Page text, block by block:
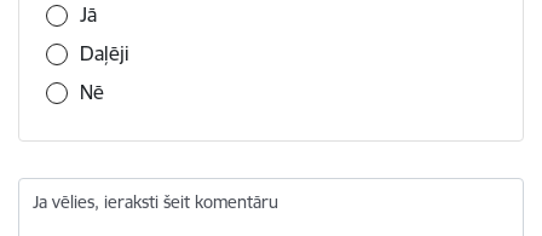
Jā
Daļēji
Nē
Ja vēlies, ieraksti šeit komentāru